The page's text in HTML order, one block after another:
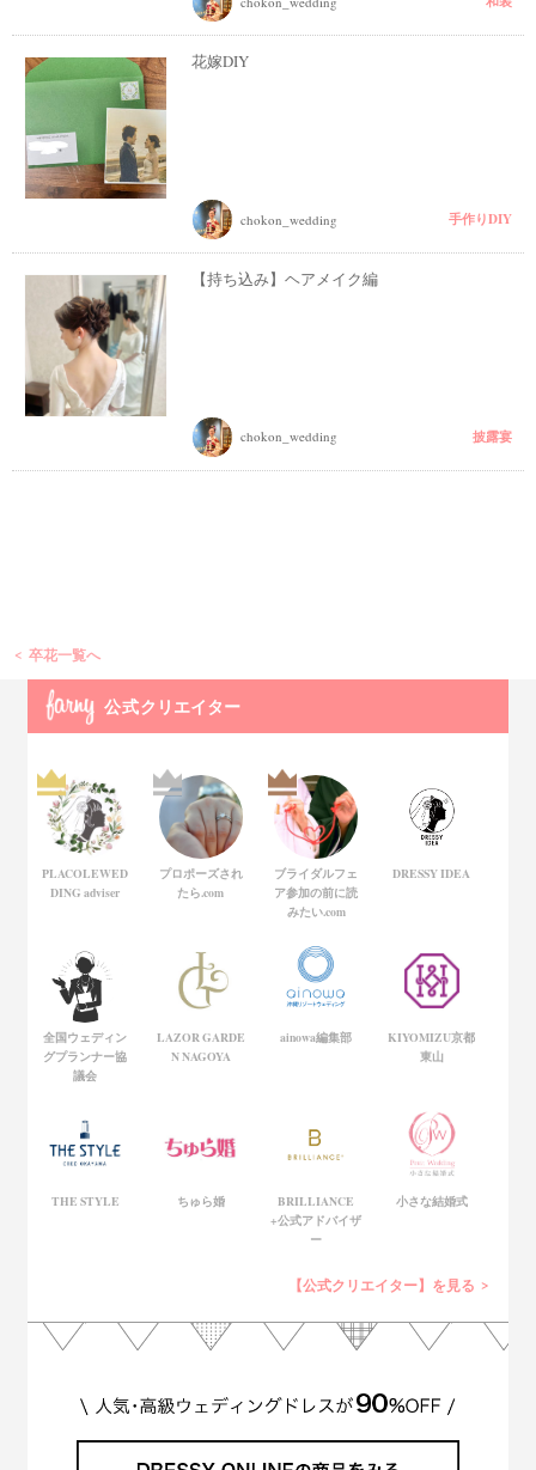
花嫁DIY
chokon_wedding 手作りDIY
【持ち込み】ヘアメイク編
chokon_wedding 披露宴
卒花一覧へ
公式クリエイター
PLACOLEWED
DING adviser
プロポーズされ
たら.com
ブライダルフェ
ア参加の前に読
みたい.com
DRESSY IDEA
全国ウェディン
グプランナー協
議会
LAZOR GARDE
N NAGOYA
ainowa編集部
KIYOMIZU京都
東山
THE STYLE ちゅら婚
BRILLIANCE
+公式アドバイザ
ー
小さな結婚式
【公式クリエイター】を見る